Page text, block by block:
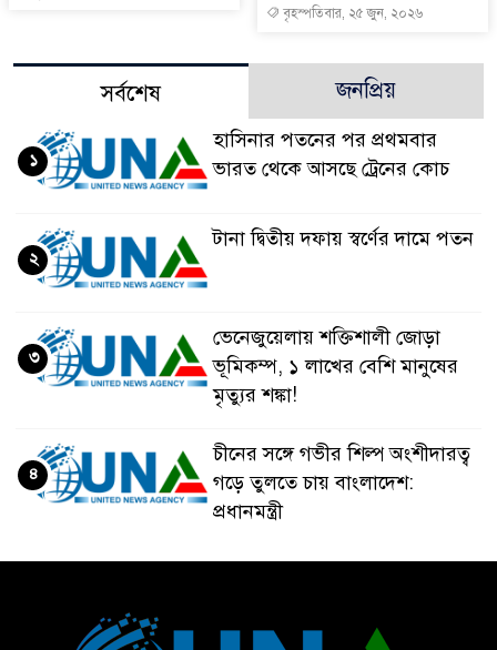
বৃহস্পতিবার, ২৫ জুন, ২০২৬
সর্বশেষ জনপ্রিয়
হাসিনার পতনের পর প্রথমবার
ভারত থেকে আসছে ট্রেনের কোচ
১
টানা দ্বিতীয় দফায় স্বর্ণের দামে পতন
২
ভেনেজুয়েলায় শক্তিশালী জোড়া
ভূমিকম্প, ১ লাখের বেশি মানুষের
মৃত্যুর শঙ্কা!
৩
চীনের সঙ্গে গভীর শিল্প অংশীদারত্ব
গড়ে তুলতে চায় বাংলাদেশ:
প্রধানমন্ত্রী
৪